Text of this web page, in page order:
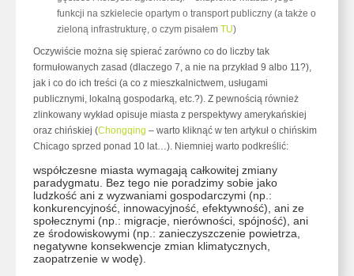
funkcji na szkielecie opartym o transport publiczny (a także o
zieloną infrastrukturę, o czym pisałem TU)
Oczywiście można się spierać zarówno co do liczby tak
formułowanych zasad (dlaczego 7, a nie na przykład 9 albo 11?),
jak i co do ich treści (a co z mieszkalnictwem, usługami
publicznymi, lokalną gospodarką, etc.?). Z pewnością również
zlinkowany wykład opisuje miasta z perspektywy amerykańskiej
oraz chińskiej (Chongqing – warto kliknąć w ten artykuł o chińskim
Chicago sprzed ponad 10 lat…). Niemniej warto podkreślić:
współczesne miasta wymagają całkowitej zmiany
paradygmatu. Bez tego nie poradzimy sobie jako
ludzkość ani z wyzwaniami gospodarczymi (np.:
konkurencyjność, innowacyjność, efektywność), ani ze
społecznymi (np.: migracje, nierówności, spójność), ani
ze środowiskowymi (np.: zanieczyszczenie powietrza,
negatywne konsekwencje zmian klimatycznych,
zaopatrzenie w wodę).